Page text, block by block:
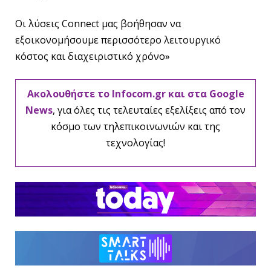
Οι λύσεις Connect μας βοήθησαν να
εξοικονομήσουμε περισσότερο λειτουργικό
κόστος και διαχειριστικό χρόνο»
Ακολουθήστε το Infocom.gr και στα Google
News, για όλες τις τελευταίες εξελίξεις από τον
κόσμο των τηλεπικοινωνιών και της
τεχνολογίας!